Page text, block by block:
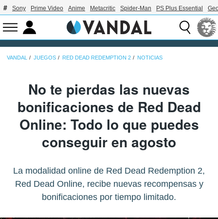
Sony Prime Video Anime Metacritic Spider-Man PS Plus Essential
VANDAL JUEGOS RED DEAD REDEMPTION 2 NOTICIAS
No te pierdas las nuevas
bonificaciones de Red Dead
Online: Todo lo que puedes
conseguir en agosto
La modalidad online de Red Dead Redemption 2,
Red Dead Online, recibe nuevas recompensas y
bonificaciones por tiempo limitado.